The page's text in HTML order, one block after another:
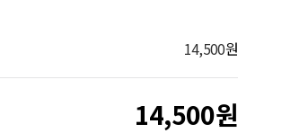
14,500원
14,500